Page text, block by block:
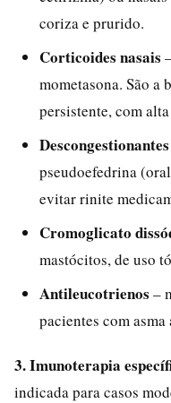
coriza e prurido.
Corticoides nasais
mometasona. São a
persistente, com
Descongestionantes
pseudoefedrina
evitar rinite
Cromoglicato
mastócitos, de uso
Antileucotrienos –
pacientes com asma
3. Imunoterapia
indicada para casos